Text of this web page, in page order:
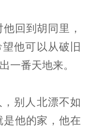
回到胡同里，
他可以从破旧
一番天地来。
别人北漂不如
他的家，他在